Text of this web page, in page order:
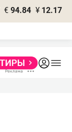
€ 94.84 ¥ 12.17